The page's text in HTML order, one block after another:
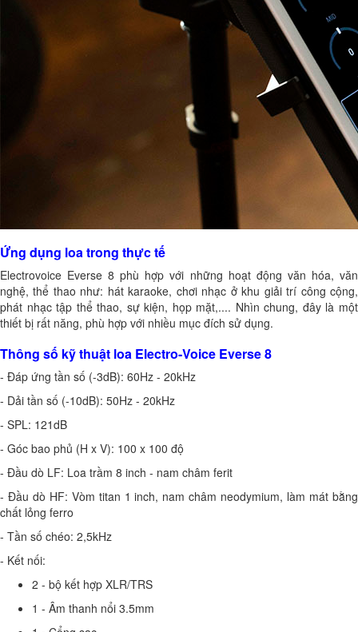
Ứng dụng loa trong thực tế
Electrovoice Everse 8 phù hợp với những hoạt động văn hóa, văn
nghệ, thể thao như: hát karaoke, chơi nhạc ở khu giải trí công cộng,
phát nhạc tập thể thao, sự kiện, họp mặt,.... Nhìn chung, đây là một
thiết bị rất năng, phù hợp với nhiều mục đích sử dụng.
Thông số kỹ thuật loa Electro-Voice Everse 8
- Đáp ứng tần số (-3dB): 60Hz - 20kHz
- Dải tần số (-10dB): 50Hz - 20kHz
- SPL: 121dB
- Góc bao phủ (H x V): 100 x 100 độ
- Đầu dò LF: Loa trầm 8 inch - nam châm ferit
- Đầu dò HF: Vòm titan 1 inch, nam châm neodymium, làm mát bằng
chất lỏng ferro
- Tần số chéo: 2,5kHz
- Kết nối:
2 - bộ kết hợp XLR/TRS
1 - Âm thanh nổi 3.5mm